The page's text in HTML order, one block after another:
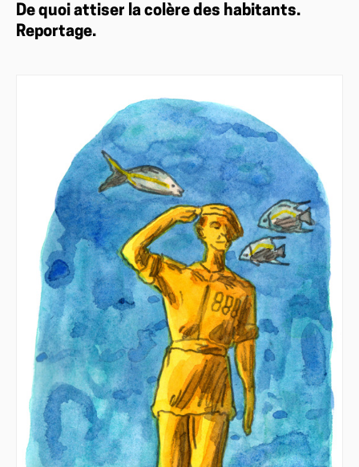
De quoi attiser la colère des habitants.
Reportage.